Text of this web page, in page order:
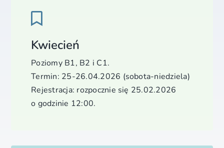
Kwiecień
Poziomy B1, B2 i C1.
Termin: 25-26.04.2026 (sobota-niedziela)
Rejestracja: rozpocznie się 25.02.2026
o godzinie 12:00.